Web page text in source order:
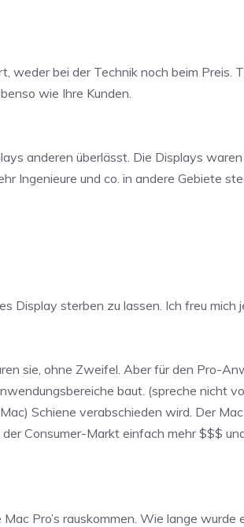
weder bei der Technik noch beim Preis.
wie Ihre Kunden.
anderen überlässt. Die Displays
Ingenieure und co. in andere Gebiete
Display sterben zu lassen. Ich freu mich
sie, ohne Zweifel. Aber für den Pro-
baut. (spreche nicht
Schiene verabschieden wird. Der
Consumer-Markt einfach mehr $$$
Pro’s rauskommen. Wie lange wurde